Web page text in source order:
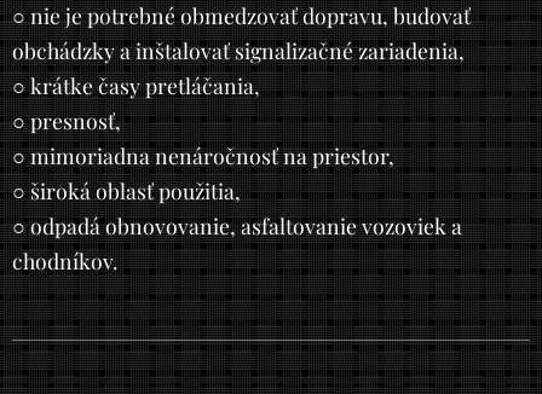
○nie je potrebné obmedzovať dopravu, budovať
obchádzky a inštalovať signalizačné zariadenia,
○krátke časy pretláčania,
○presnosť,
○mimoriadna nenáročnosť na priestor,
○široká oblasť použitia,
○odpadá obnovovanie, asfaltovanie vozoviek a
chodníkov.